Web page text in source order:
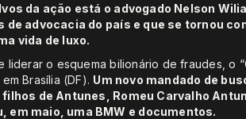
da ação está o advogado Nelson
de advocacia do país e que se tornou
vida de luxo.
liderar o esquema bilionário de fraudes, o
Brasília (DF). Um novo mandado de
filhos de Antunes, Romeu Carvalho
em maio, uma BMW e documentos.